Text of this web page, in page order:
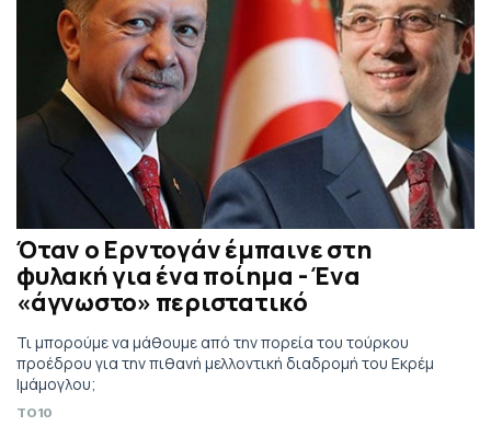
Όταν ο Ερντογάν έμπαινε στη
φυλακή για ένα ποίημα - Ένα
«άγνωστο» περιστατικό
Τι μπορούμε να μάθουμε από την πορεία του τούρκου
προέδρου για την πιθανή μελλοντική διαδρομή του Εκρέμ
Ιμάμογλου;
TO10